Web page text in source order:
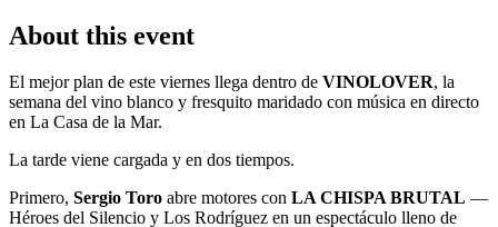
About this event
El mejor plan de este viernes llega dentro de VINOLOVER, la
semana del vino blanco y fresquito maridado con música en directo
en La Casa de la Mar.
La tarde viene cargada y en dos tiempos.
Primero, Sergio Toro abre motores con LA CHISPA BRUTAL —
Héroes del Silencio y Los Rodríguez en un espectáculo lleno de